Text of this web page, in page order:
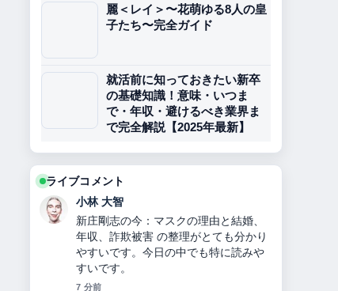
麗＜レイ＞〜花萌ゆる8人の皇
子たち〜完全ガイド
就活前に知っておきたい新卒
の基礎知識！意味・いつま
で・年収・避けるべき業界ま
で完全解説【2025年最新】
ライブコメント
小林 大智
新庄剛志の今：マスクの理由と結婚、
年収、詐欺被害 の整理がとても分かり
やすいです。今日の中でも特に読みや
すいです。
7 分前